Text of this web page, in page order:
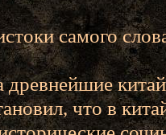
самого
древнейшие
что в